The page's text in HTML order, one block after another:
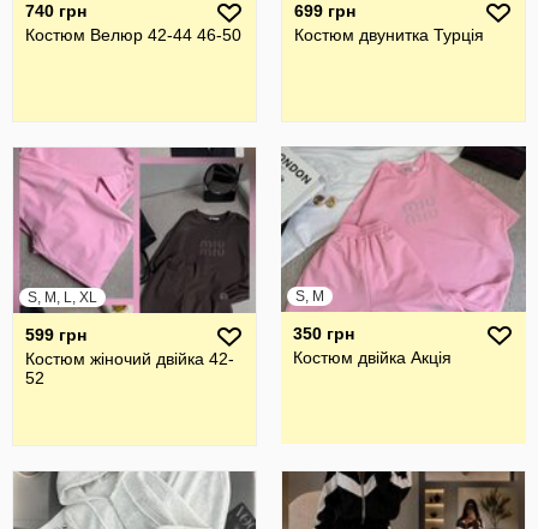
740 грн
Костюм Велюр 42-44 46-50
699 грн
Костюм двунитка Турція
S, M, L, XL
599 грн
Костюм жіночий двійка 42-
52
S, M
350 грн
Костюм двійка Акція